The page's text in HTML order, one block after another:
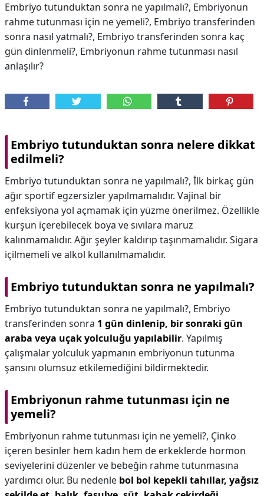
Embriyo tutunduktan sonra ne yapılmalı?, Embriyonun
rahme tutunması için ne yemeli?, Embriyo transferinden
sonra nasıl yatmalı?, Embriyo transferinden sonra kaç
gün dinlenmeli?, Embriyonun rahme tutunması nasıl
anlaşılır?
Embriyo tutunduktan sonra nelere dikkat
edilmeli?
Embriyo tutunduktan sonra ne yapılmalı?, İlk birkaç gün
ağır sportif egzersizler yapılmamalıdır. Vajinal bir
enfeksiyona yol açmamak için yüzme önerilmez. Özellikle
kurşun içerebilecek boya ve sıvılara maruz
kalınmamalıdır. Ağır şeyler kaldırıp taşınmamalıdır. Sigara
içilmemeli ve alkol kullanılmamalıdır.
Embriyo tutunduktan sonra ne yapılmalı?
Embriyo tutunduktan sonra ne yapılmalı?, Embriyo
transferinden sonra 1 gün dinlenip, bir sonraki gün
araba veya uçak yolculuğu yapılabilir. Yapılmış
çalışmalar yolculuk yapmanın embriyonun tutunma
şansını olumsuz etkilemediğini bildirmektedir.
Embriyonun rahme tutunması için ne
yemeli?
Embriyonun rahme tutunması için ne yemeli?, Çinko
içeren besinler hem kadın hem de erkeklerde hormon
seviyelerini düzenler ve bebeğin rahme tutunmasına
yardımcı olur. Bu nedenle bol bol kepekli tahıllar, yağsız